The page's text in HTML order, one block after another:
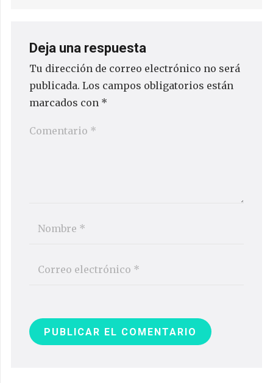
Deja una respuesta
Tu dirección de correo electrónico no será
publicada. Los campos obligatorios están
marcados con *
PUBLICAR EL COMENTARIO